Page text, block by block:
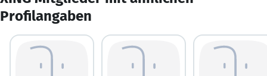
Profilangaben